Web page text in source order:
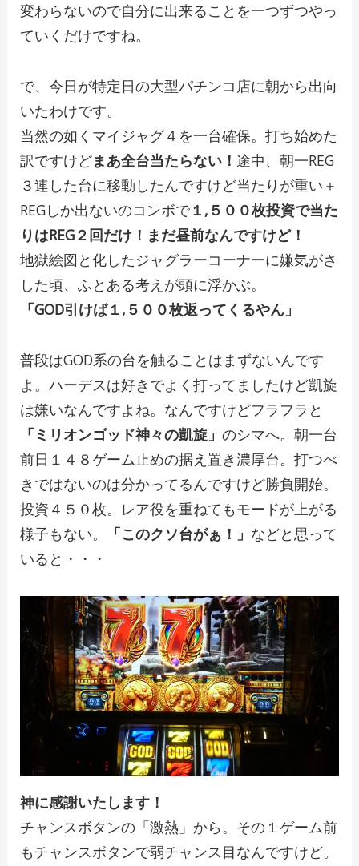
変わらないので自分に出来ることを一つずつやっ
ていくだけですね。
で、今日が特定日の大型パチンコ店に朝から出向
いたわけです。
当然の如くマイジャグ４を一台確保。打ち始めた
訳ですけどまあ全台当たらない！ 途中、朝一REG
３連した台に移動したんですけど当たりが重い＋
REGしか出ないのコンボで１,５００枚投資で当た
りはREG２回だけ！まだ昼前なんですけど！
地獄絵図と化したジャグラーコーナーに嫌気がさ
した頃、ふとある考えが頭に浮かぶ。
「GOD引けば１,５００枚返ってくるやん」
普段はGOD系の台を触ることはまずないんです
よ。ハーデスは好きでよく打ってましたけど凱旋
は嫌いなんですよね。なんですけどフラフラと
「ミリオンゴッド神々の凱旋」 のシマへ。朝一台
前日１４８ゲーム止めの据え置き濃厚台。打つべ
きではないのは分かってるんですけど勝負開始。
投資４５０枚。レア役を重ねてもモードが上がる
様子もない。
「このクソ台がぁ！」 などと思って
いると・・・
神に感謝いたします！
チャンスボタンの「激熱」から。その１ゲーム前
もチャンスボタンで弱チャンス目なんですけど。